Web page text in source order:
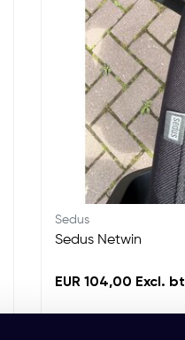
Sedus
Sedus Netwin
EUR 104,00 Excl.